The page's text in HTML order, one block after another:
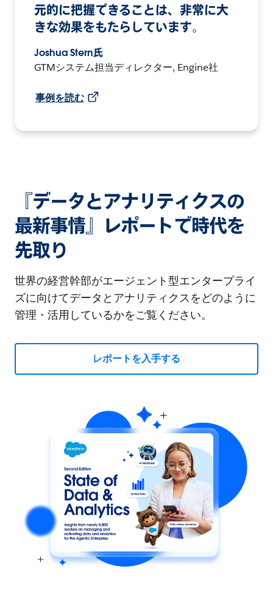
元的に把握できることは、非常に大
きな効果をもたらしています。
Joshua Stern氏
GTMシステム担当ディレクター, Engine社
事例を読む
『データとアナリティクスの
最新事情』レポートで時代を
先取り
世界の経営幹部がエージェント型エンタープライ
ズに向けてデータとアナリティクスをどのように
管理・活用しているかをご覧ください。
レポートを入手する